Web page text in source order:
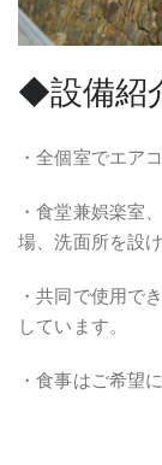
◆設備紹
・全個室でエア
・食堂兼娯楽室
場、洗面所を設
・共同で使用で
しています。
・食事はご希望